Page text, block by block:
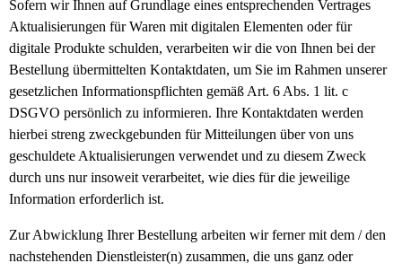
Sofern wir Ihnen auf Grundlage eines entsprechenden Vertrages
Aktualisierungen für Waren mit digitalen Elementen oder für
digitale Produkte schulden, verarbeiten wir die von Ihnen bei der
Bestellung übermittelten Kontaktdaten, um Sie im Rahmen unserer
gesetzlichen Informationspflichten gemäß Art. 6 Abs. 1 lit. c
DSGVO persönlich zu informieren. Ihre Kontaktdaten werden
hierbei streng zweckgebunden für Mitteilungen über von uns
geschuldete Aktualisierungen verwendet und zu diesem Zweck
durch uns nur insoweit verarbeitet, wie dies für die jeweilige
Information erforderlich ist.
Zur Abwicklung Ihrer Bestellung arbeiten wir ferner mit dem / den
nachstehenden Dienstleister(n) zusammen, die uns ganz oder